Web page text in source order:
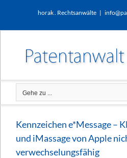
horak . Rechtsanwälte |
Gehe zu ...
Kennzeichen e*Message –
und iMassage von Apple
verwechselungsfähig